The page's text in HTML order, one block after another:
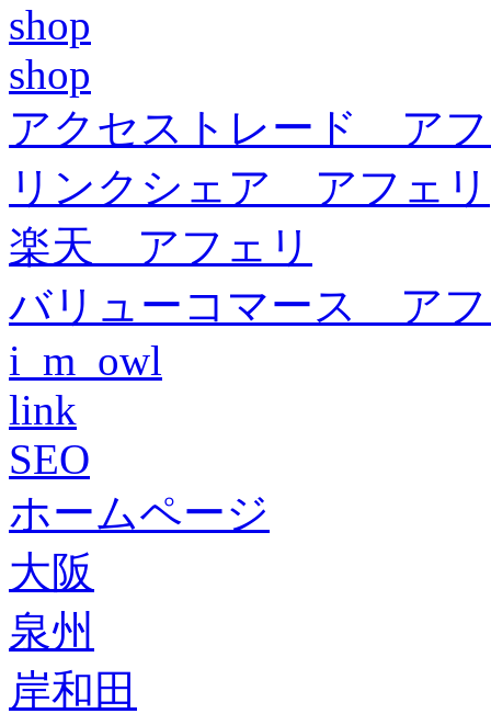
shop
shop
アクセストレード ア
リンクシェア アフェリ
楽天 アフェリ
バリューコマース ア
i_m_owl
link
SEO
ホームページ
大阪
泉州
岸和田